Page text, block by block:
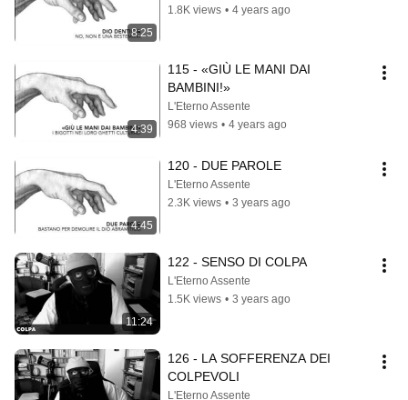
8:25
1.8K views • 4 years ago
4:39
115 - «GIÙ LE MANI DAI
BAMBINI!»
L'Eterno Assente
968 views • 4 years ago
4:45
120 - DUE PAROLE
L'Eterno Assente
2.3K views • 3 years ago
11:24
122 - SENSO DI COLPA
L'Eterno Assente
1.5K views • 3 years ago
126 - LA SOFFERENZA DEI
COLPEVOLI
L'Eterno Assente